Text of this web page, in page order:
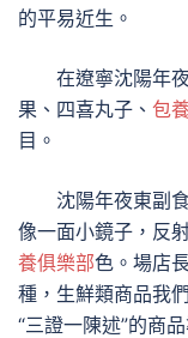
的平易近生。
在遼寧沈陽年
果、四喜丸子、 包
目。
沈陽年夜東副
像一面小鏡子，反
養俱樂部色。場店
種，生鮮類商品我
“三證一陳述”的商